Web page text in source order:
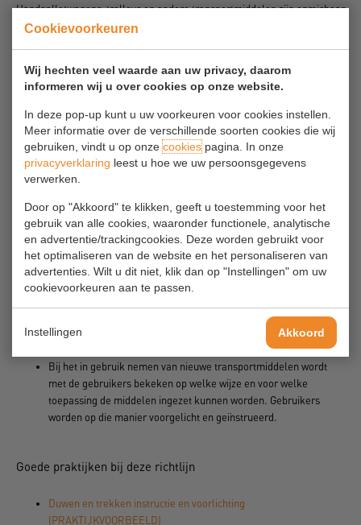
Cookievoorkeuren
Wij hechten veel waarde aan uw privacy, daarom
informeren wij u over cookies op onze website.
In deze pop-up kunt u uw voorkeuren voor cookies instellen.
Meer informatie over de verschillende soorten cookies die wij
gebruiken, vindt u op onzecookiespagina. In onze
privacyverklaring leest u hoe we uw persoonsgegevens
verwerken.
Door op "Akkoord" te klikken, geeft u toestemming voor het
gebruik van alle cookies, waaronder functionele, analytische
en advertentie/trackingcookies. Deze worden gebruikt voor
het optimaliseren van de website en het personaliseren van
advertenties. Wilt u dit niet, klik dan op "Instellingen" om uw
cookievoorkeuren aan te passen.
Instellingen Akkoord
Handpalletwagens, trolleys en andere transportmiddelen zijn onmisbaar
om fysieke belasting van medewerkers tegen te gaan.
Daarnaast is een zorgvuldig gebruik door medewerkers nodig om
nieuwe risico’s tegen te gaan.
Zodoende zijn op sectorniveau ook afspraken gemaakt over een veilig
en gezond gebruik van transportmiddelen die met menskracht, dus niet
motorisch aangedreven, worden voortbewogen.
transportmiddelen gebruiken, zijn daarvoor geïnstrueerd. Daarbij
is expliciete instructie gegeven over het langzaam, dus zonder
explosieve kracht te gebruiken, in beweging brengen van
transportmiddelen en het richten van de stand van de wielen (zie
hiervoor ook brancheafspraak 'Duwen en trekken' in het
De medewerkers die op menskracht voortbewogen
transportmiddelen gebruiken, dragen veiligheidsschoenen met
Bij het in gebruik nemen van nieuwe transportmiddelen wordt
met de gebruikers bekeken op welke wijze en voor welke
toepassing de middelen ingezet kunnen worden. Gebruikers
worden op die manier voorgelicht en geïnstrueerd.
Goede praktijken bij deze richtlijn
Duwen en trekken instructie en voorlichting
(PRAKTIJKVOORBEELD)